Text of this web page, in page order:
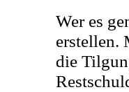
Wer es
erstellen.
die